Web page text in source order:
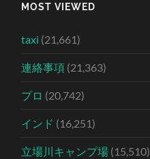
MOST VIEWED
taxi (21,661)
連絡事項 (21,363)
プロ (20,742)
インド (16,251)
立場川キャンプ場 (15,510)